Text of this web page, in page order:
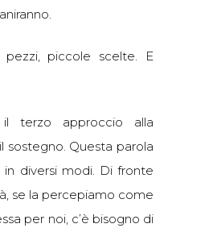
pezzi, piccole scelte. E
terzo approccio alla
sostegno. Questa parola
diversi modi. Di fronte
se la percepiamo come
per noi, c’è bisogno di